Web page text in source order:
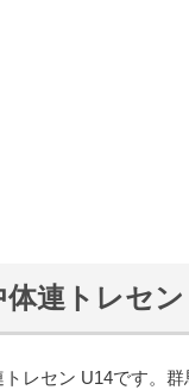
体連トレセン
レセン U14です。